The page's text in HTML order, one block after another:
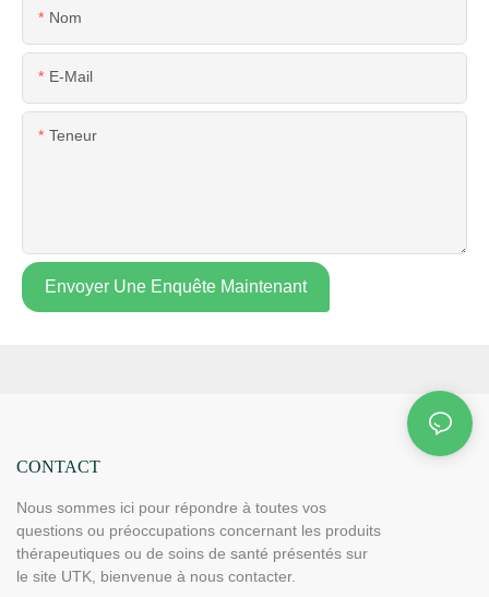
Nom
E-Mail
Teneur
Envoyer Une Enquête Maintenant
CONTACT
Nous sommes ici pour répondre à toutes vos
questions ou préoccupations concernant les produits
thérapeutiques ou de soins de santé présentés sur
le site UTK, bienvenue à nous contacter.